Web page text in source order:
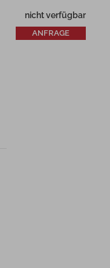
nicht verfügbar
ANFRAGE